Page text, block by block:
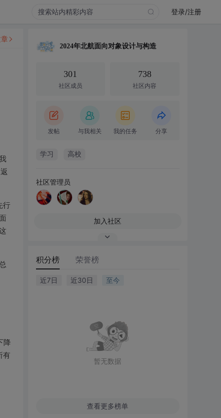
登录/注册
行
降
有
2024年北航面向对象设计与构造
301
社区成员
738
社区内容
发帖 与我相关 我的任务 分享
学习 高校
社区管理员
加入社区
积分榜 荣誉榜
近7日 近30日 至今
暂无数据
查看更多榜单